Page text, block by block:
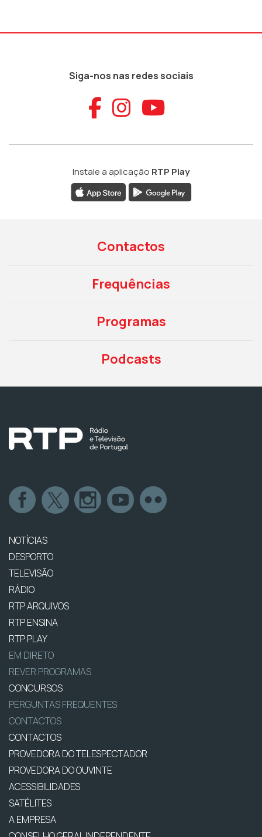
Siga-nos nas redes sociais
Aceder ao
Aceder ao
Aceder
Instale a aplicação RTP Play
Contactos
Frequências
Programas
Podcasts
NOTÍCIAS
DESPORTO
TELEVISÃO
RÁDIO
RTP ARQUIVOS
RTP ENSINA
RTP PLAY
EM DIRETO
REVER PROGRAMAS
CONCURSOS
PERGUNTAS FREQUENTES
CONTACTOS
CONTACTOS
PROVEDORA DO TELESPECTADOR
PROVEDORA DO OUVINTE
ACESSIBILIDADES
SATÉLITES
A EMPRESA